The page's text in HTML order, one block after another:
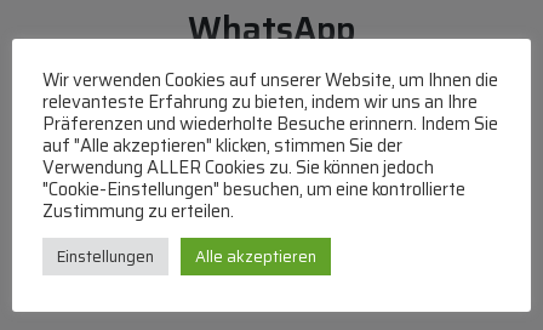
WhatsApp
Mit WhatsApp Kontakt mit dem Service Team
aufnehmen
(MO-DO 8-17, FR 8-15 Uhr,+43 1 267 67 60)
Bei uns können Sie bezahlen per:
Überweisung
PayPal
MasterCard
Wir verwenden Cookies auf unserer Website, um Ihnen die
relevanteste Erfahrung zu bieten, indem wir uns an Ihre
Präferenzen und wiederholte Besuche erinnern. Indem Sie
auf "Alle akzeptieren" klicken, stimmen Sie der
Verwendung ALLER Cookies zu. Sie können jedoch
"Cookie-Einstellungen" besuchen, um eine kontrollierte
Zustimmung zu erteilen.
Einstellungen Alle akzeptieren